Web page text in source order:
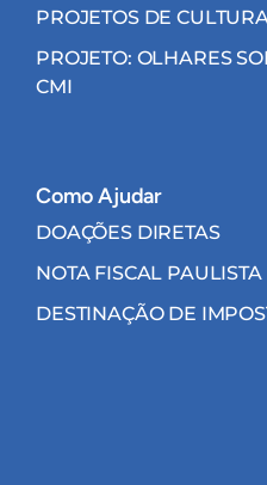
PROJETOS DE
PROJETO: OLHARES
CMI
Como Ajudar
DOAÇÕES DIRETAS
NOTA FISCAL PAULISTA
DESTINAÇÃO DE